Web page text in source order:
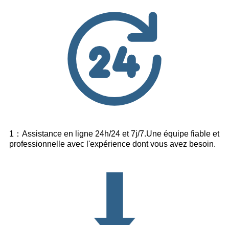
1：Assistance en ligne 24h/24 et 7j/7.Une équipe fiable et
professionnelle avec l'expérience dont vous avez besoin.